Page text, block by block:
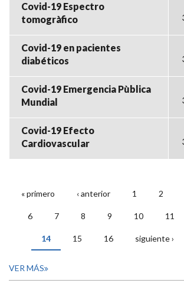
Covid-19 Espectro
tomogràfico
Covid-19 en pacientes
diabéticos
Covid-19 Emergencia Pùblica
Mundial
Covid-19 Efecto
Cardiovascular
PÁGINAS
« primero ‹ anterior 1 2
6 7 8 9 10 11
14 15 16 siguiente ›
VER MÁS